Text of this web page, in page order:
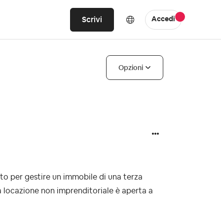
Scrivi Accedi
Opzioni
per gestire un immobile di una terza
locazione non imprenditoriale è aperta a